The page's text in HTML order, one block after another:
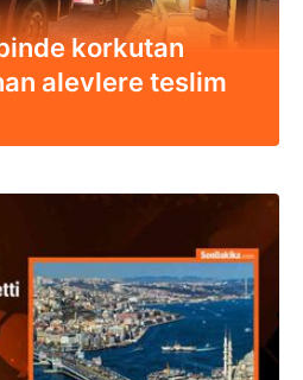
korkutan
alevlere teslim